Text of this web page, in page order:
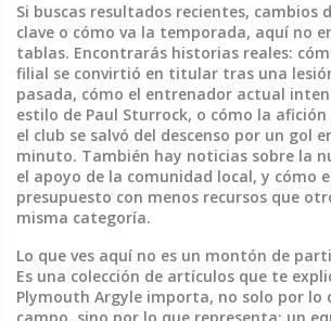
Si buscas resultados recientes, cambios
clave o cómo va la temporada, aquí no
tablas. Encontrarás historias reales:
filial se convirtió en titular tras una
pasada, cómo el entrenador actual
estilo de Paul Sturrock, o cómo la
el club se salvó del descenso por un gol
minuto. También hay noticias sobre la
el apoyo de la comunidad local, y cómo
presupuesto con menos recursos que
misma categoría.
Lo que ves aquí no es un montón de
Es una colección de artículos que te
Plymouth Argyle importa, no solo por lo